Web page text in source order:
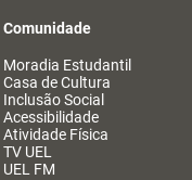
Comunidade
Moradia Estudantil
Casa de Cultura
Inclusão Social
Acessibilidade
Atividade Física
TV UEL
UEL FM